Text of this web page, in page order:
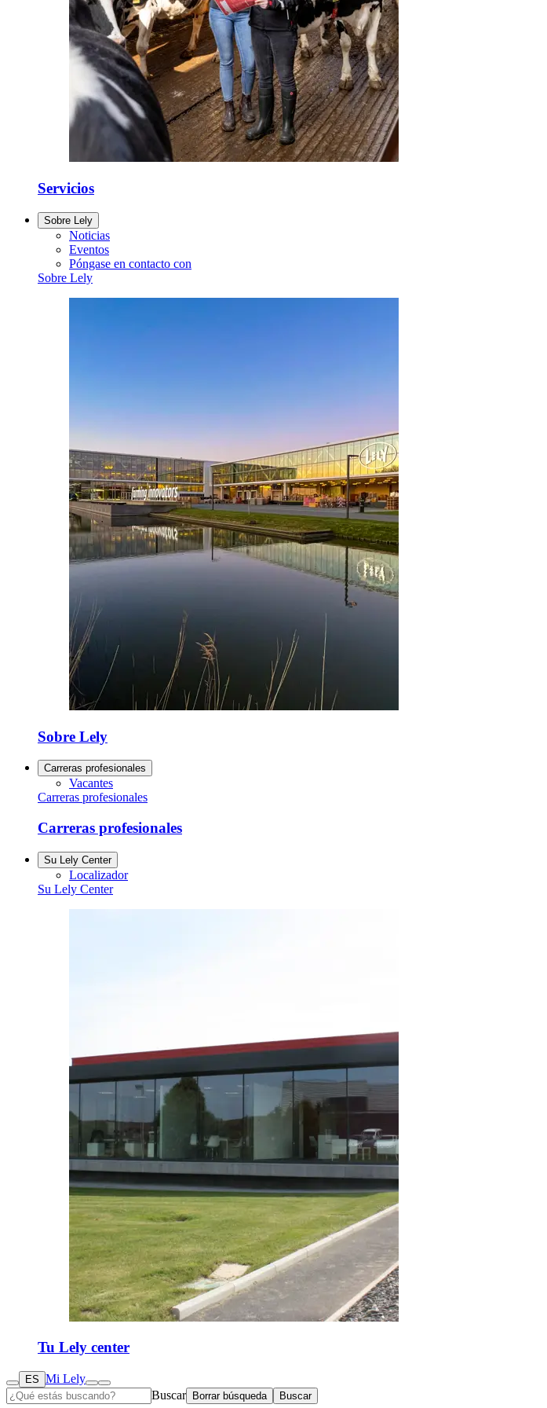
Servicios
Sobre Lely
Noticias
Eventos
Póngase en contacto con
Sobre Lely
Sobre Lely
Carreras profesionales
Vacantes
Carreras profesionales
Carreras profesionales
Su Lely Center
Localizador
Su Lely Center
Tu Lely center
ES Mi Lely
Buscar
Borrar búsqueda Buscar